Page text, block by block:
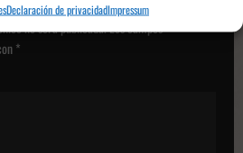
Declaración de privacidadImpressum
no será publicada.Los campos
*